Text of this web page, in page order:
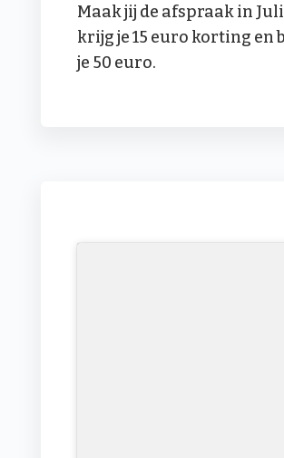
Maak jij de afspraak in
krijg je 15 euro korting en
je 50 euro.